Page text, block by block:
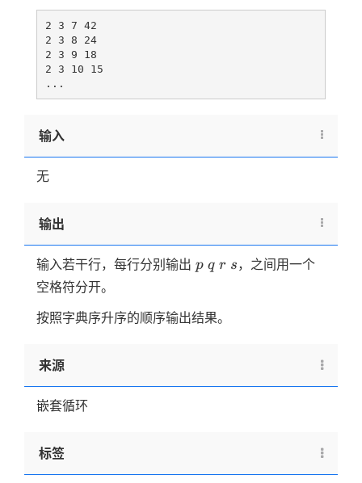
2 3 7 42
2 3 8 24
2 3 9 18
2 3 10 15
输入
无
输出
输入若干行，每行分别输出 p
p q
q r
r s
s，之间用一个
空格符分开。
按照字典序升序的顺序输出结果。
来源
嵌套循环
标签